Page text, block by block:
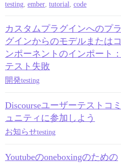
testing, ember, tutorial, code
カスタムプラグインへのプラ
グインからのモデルまたはコ
ンポーネントのインポート：
テスト失敗
開発testing
Discourseユーザーテストコミ
ュニティに参加しよう
お知らせtesting
Youtubeのoneboxingのための